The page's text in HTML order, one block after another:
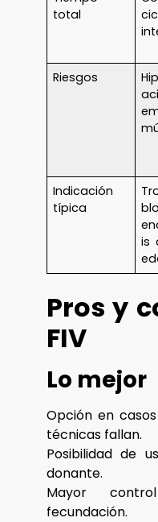
total
Riesgos
Indicación
típica
is
Pros y
FIV
Lo mejor
Opción en
técnicas fallan.
Posibilidad de
donante.
Mayor
fecundación.